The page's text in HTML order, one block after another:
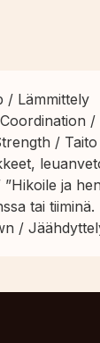
/ Lämmittely
/
ja
tai tiiminä.
/